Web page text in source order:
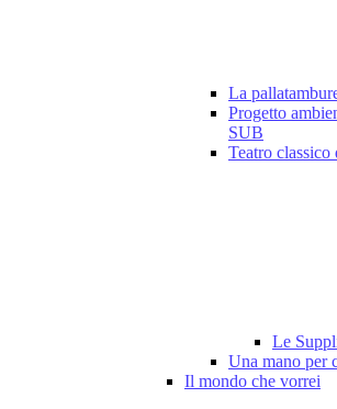
La
Progetto
SUB
Teatro classico
Le
Una mano per
Il mondo che vorrei